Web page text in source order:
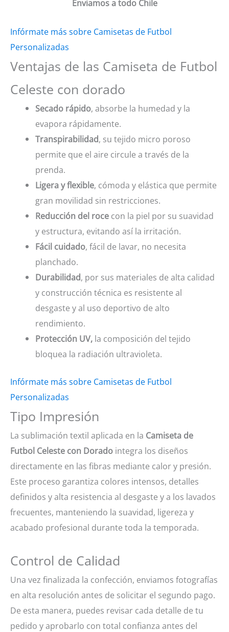
Enviamos a todo Chile
Infórmate más sobre Camisetas de Futbol
Personalizadas
Ventajas de las Camiseta de Futbol
Celeste con dorado
Secado rápido, absorbe la humedad y la
evapora rápidamente.
Transpirabilidad, su tejido micro poroso
permite que el aire circule a través de la
prenda.
Ligera y flexible, cómoda y elástica que permite
gran movilidad sin restricciones.
Reducción del roce con la piel por su suavidad
y estructura, evitando así la irritación.
Fácil cuidado, fácil de lavar, no necesita
planchado.
Durabilidad, por sus materiales de alta calidad
y construcción técnica es resistente al
desgaste y al uso deportivo de alto
rendimiento.
Protección UV, la composición del tejido
bloquea la radiación ultravioleta.
Infórmate más sobre Camisetas de Futbol
Personalizadas
Tipo Impresión
La sublimación textil aplicada en la Camiseta de
Futbol Celeste con Dorado integra los diseños
directamente en las fibras mediante calor y presión.
Este proceso garantiza colores intensos, detalles
definidos y alta resistencia al desgaste y a los lavados
frecuentes, manteniendo la suavidad, ligereza y
acabado profesional durante toda la temporada.
Control de Calidad
Una vez finalizada la confección, enviamos fotografías
en alta resolución antes de solicitar el segundo pago.
De esta manera, puedes revisar cada detalle de tu
pedido y aprobarlo con total confianza antes del